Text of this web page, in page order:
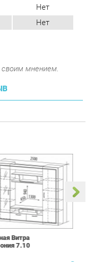
мнением.
Купить
Витра
7.10
₽